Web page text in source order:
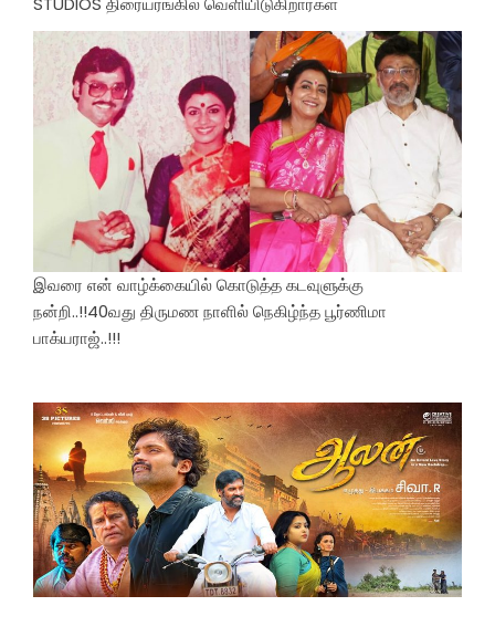
இவரை என் வாழ்க்கையில் கொடுத்த கடவுளுக்கு
நன்றி..!!40வது திருமண நாளில் நெகிழ்ந்த பூர்ணிமா
பாக்யராஜ்..!!!